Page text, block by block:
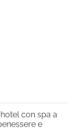
con spa a
e